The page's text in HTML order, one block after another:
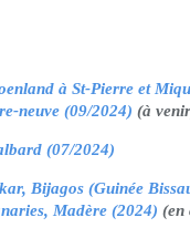
à St-Pierre et
neuve (09/2024) (à
(07/2024)
Bijagos (Guinée
Madère (2024) (en